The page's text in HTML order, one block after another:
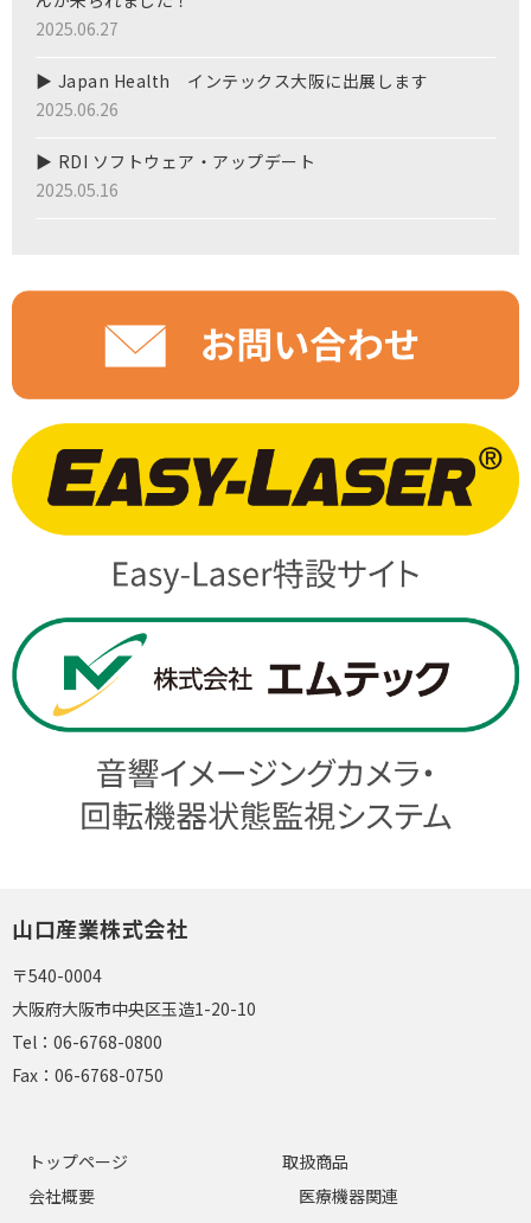
2025.06.27
Japan Health インテックス大阪に出展します
2025.06.26
RDI ソフトウェア・アップデート
2025.05.16
山口産業株式会社
〒540-0004
大阪府大阪市中央区玉造1-20-10
Tel： 06-6768-0800
Fax： 06-6768-0750
トップページ
会社概要
取扱商品
医療機器関連